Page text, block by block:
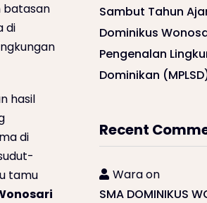
batasan
di
hasil
di
tamu
Sambut Tahun
Dominikus
Pengenalan
Dominikan
Recent
Waraon
SMA DOMINIKUS